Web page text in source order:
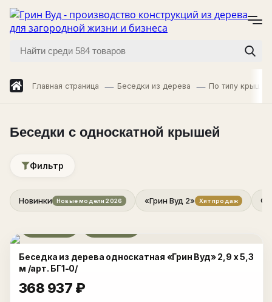
Главная страница Беседки из дерева По типу крыши
Беседки с односкатной крышей
Фильтр
Новинки Новые модели 2026 «Грин Вуд 2» Хит продаж
Беседка из дерева односкатная «Грин Вуд» 2,9 х 5,3
м /арт. БГ1-0/
368 937 ₽